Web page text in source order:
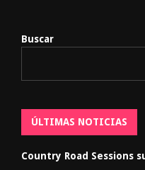
Buscar
ÚLTIMAS NOTICIAS
Country Road Sessions